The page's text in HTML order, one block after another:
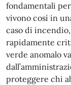
fondamentali
vivono così in
caso di
rapidamente
verde anomalo
proteggere chi